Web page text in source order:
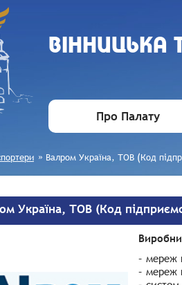
ВIННИЦЬКА
Про Палату
» Валром Україна, ТОВ (Код
Україна, ТОВ (Код
– мереж
– мереж